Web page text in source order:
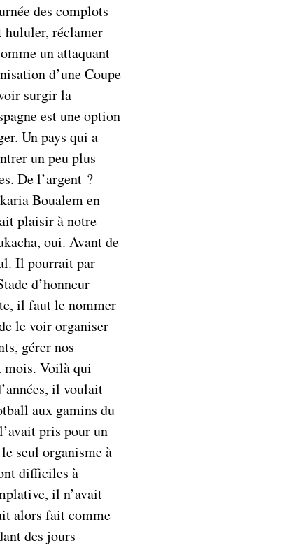
des complots
hululer, réclamer
un attaquant
d’une Coupe
surgir la
est une option
Un pays qui a
un peu plus
De l’argent ?
Boualem en
plaisir à notre
oui. Avant de
Il pourrait par
d’honneur
il faut le nommer
le voir organiser
gérer nos
mois. Voilà qui
il voulait
aux gamins du
pris pour un
seul organisme à
difficiles à
il n’avait
alors fait comme
des jours